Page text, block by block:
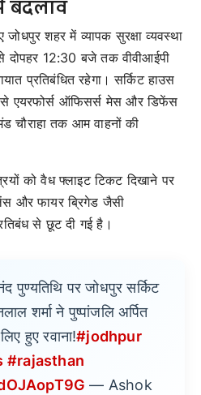
बदलाव
शहर में व्यापक सुरक्षा व्यवस्था
12:30 बजे तक वीवीआईपी
प्रतिबंधित रहेगा। सर्किट हाउस
से एयरफोर्स ऑफिसर्स मेस और डिफेंस
चौराहा तक आम वाहनों की
को वैध फ्लाइट टिकट दिखाने पर
और फायर ब्रिगेड जैसी
से छूट दी गई है।
पुण्यतिथि पर जोधपुर सर्किट
शर्मा ने पुष्पांजलि अर्पित
हुए रवाना!#jodhpur
#rajasthan
— Ashok